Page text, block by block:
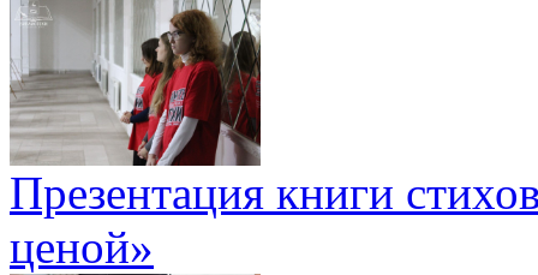
Презентация книги
ценой»